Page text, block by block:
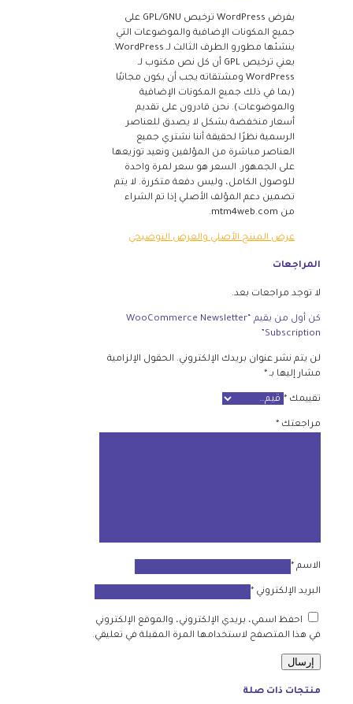
يفرض WordPress ترخيص GPL/GNU على
جميع المكونات الإضافية والموضوعات التي
ينشئها مطورو الطرف الثالث لـ WordPress.
يعني ترخيص GPL أن كل نص مكتوب لـ
WordPress ومشتقاته يجب أن يكون مجانيًا
(بما في ذلك جميع المكونات الإضافية
والموضوعات). نحن قادرون على تقديم
أسعار منخفضة بشكل لا يصدق للعناصر
الرسمية نظرًا لحقيقة أننا نشتري جميع
العناصر مباشرة من المؤلفين ونعيد توزيعها
على الجمهور. السعر هو سعر لمرة واحدة
للوصول الكامل، وليس دفعة متكررة. لا يتم
تضمين دعم المؤلف الأصلي إذا تم الشراء
من mtm4web.com.
عرض المنتج الأصلي والعرض التوضيحي
المراجعات
لا توجد مراجعات بعد.
كن أول من يقيم “WooCommerce Newsletter
Subscription”
لن يتم نشر عنوان بريدك الإلكتروني.
الحقول الإلزامية
مشار إليها بـ *
تقييمك *
مراجعتك *
الاسم *
البريد الإلكتروني *
احفظ اسمي، بريدي الإلكتروني، والموقع الإلكتروني
في هذا المتصفح لاستخدامها المرة المقبلة في تعليقي.
منتجات ذات صلة